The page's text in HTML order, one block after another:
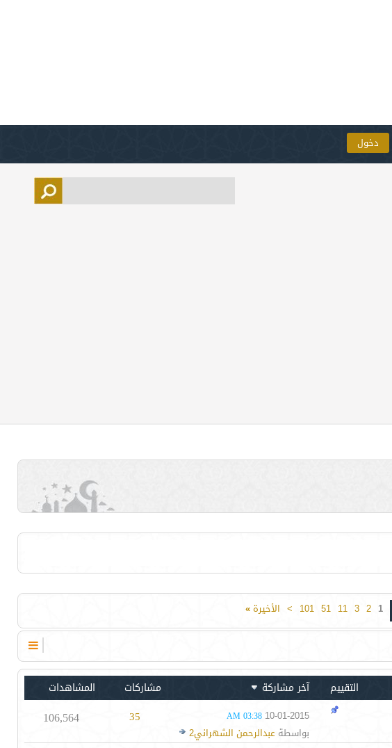
1
2
3
11
51
101
> الأخيرة»
التقييم آخر مشاركة مشاركات المشاهدات
10-01-2015
03:38 AM
بواسطةعبدالرحمن الشهراني2
35
106,564